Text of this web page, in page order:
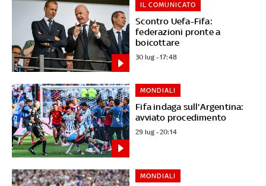
Scontro Uefa-Fifa:
federazioni pronte a
boicottare
IL COMUNICATO
30 lug - 17:48
Fifa indaga sull'Argentina:
avviato procedimento
MONDIALI
29 lug - 20:14
MONDIALI